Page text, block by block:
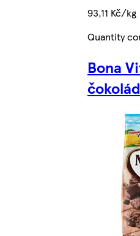
93,11 Kč/kg
Quantity
Bona